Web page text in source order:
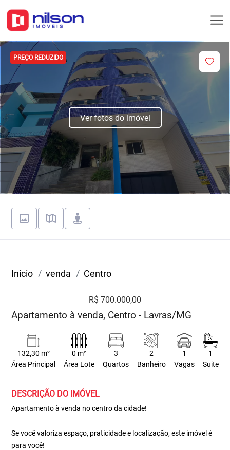
PREÇO REDUZIDO
Ver fotos do imóvel
Início venda Centro
R$ 700.000,00
Apartamento à venda, Centro - Lavras/MG
132,30 m²
Área Principal
0 m²
Área Lote
3
Quartos
2
Banheiro
1
Vagas
1
Suite
DESCRIÇÃO DO IMÓVEL
Apartamento à venda no centro da cidade!
Se você valoriza espaço, praticidade e localização, este imóvel é
para você!